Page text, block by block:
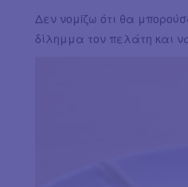
Δεν νομiζω ότι θα
δίλημμα τον πελάτη και